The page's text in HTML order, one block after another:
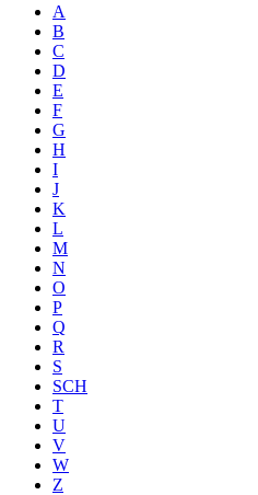
A
B
C
D
E
F
G
H
I
J
K
L
M
N
O
P
Q
R
S
SCH
T
U
V
W
Z